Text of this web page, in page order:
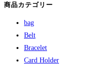
商品カテゴリー
bag
Belt
Bracelet
Card Holder